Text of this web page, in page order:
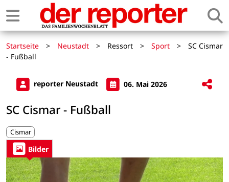
Startseite > Neustadt > Ressort > Sport >
SC Cismar
- Fußball
reporter Neustadt 06. Mai 2026
SC Cismar - Fußball
Cismar
Bilder